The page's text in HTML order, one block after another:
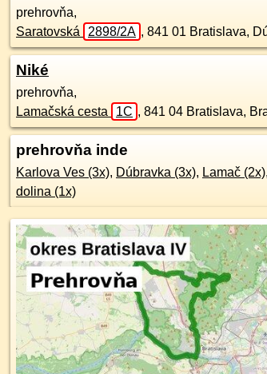
prehrovňa,
Saratovská
2898/2A , 841 01 Bratislava,
Niké
prehrovňa,
Lamačská cesta
1C , 841 04 Bratislava,
prehrovňa inde
Karlova Ves (3x), Dúbravka (3x), Lamač (2x),
dolina (1x)